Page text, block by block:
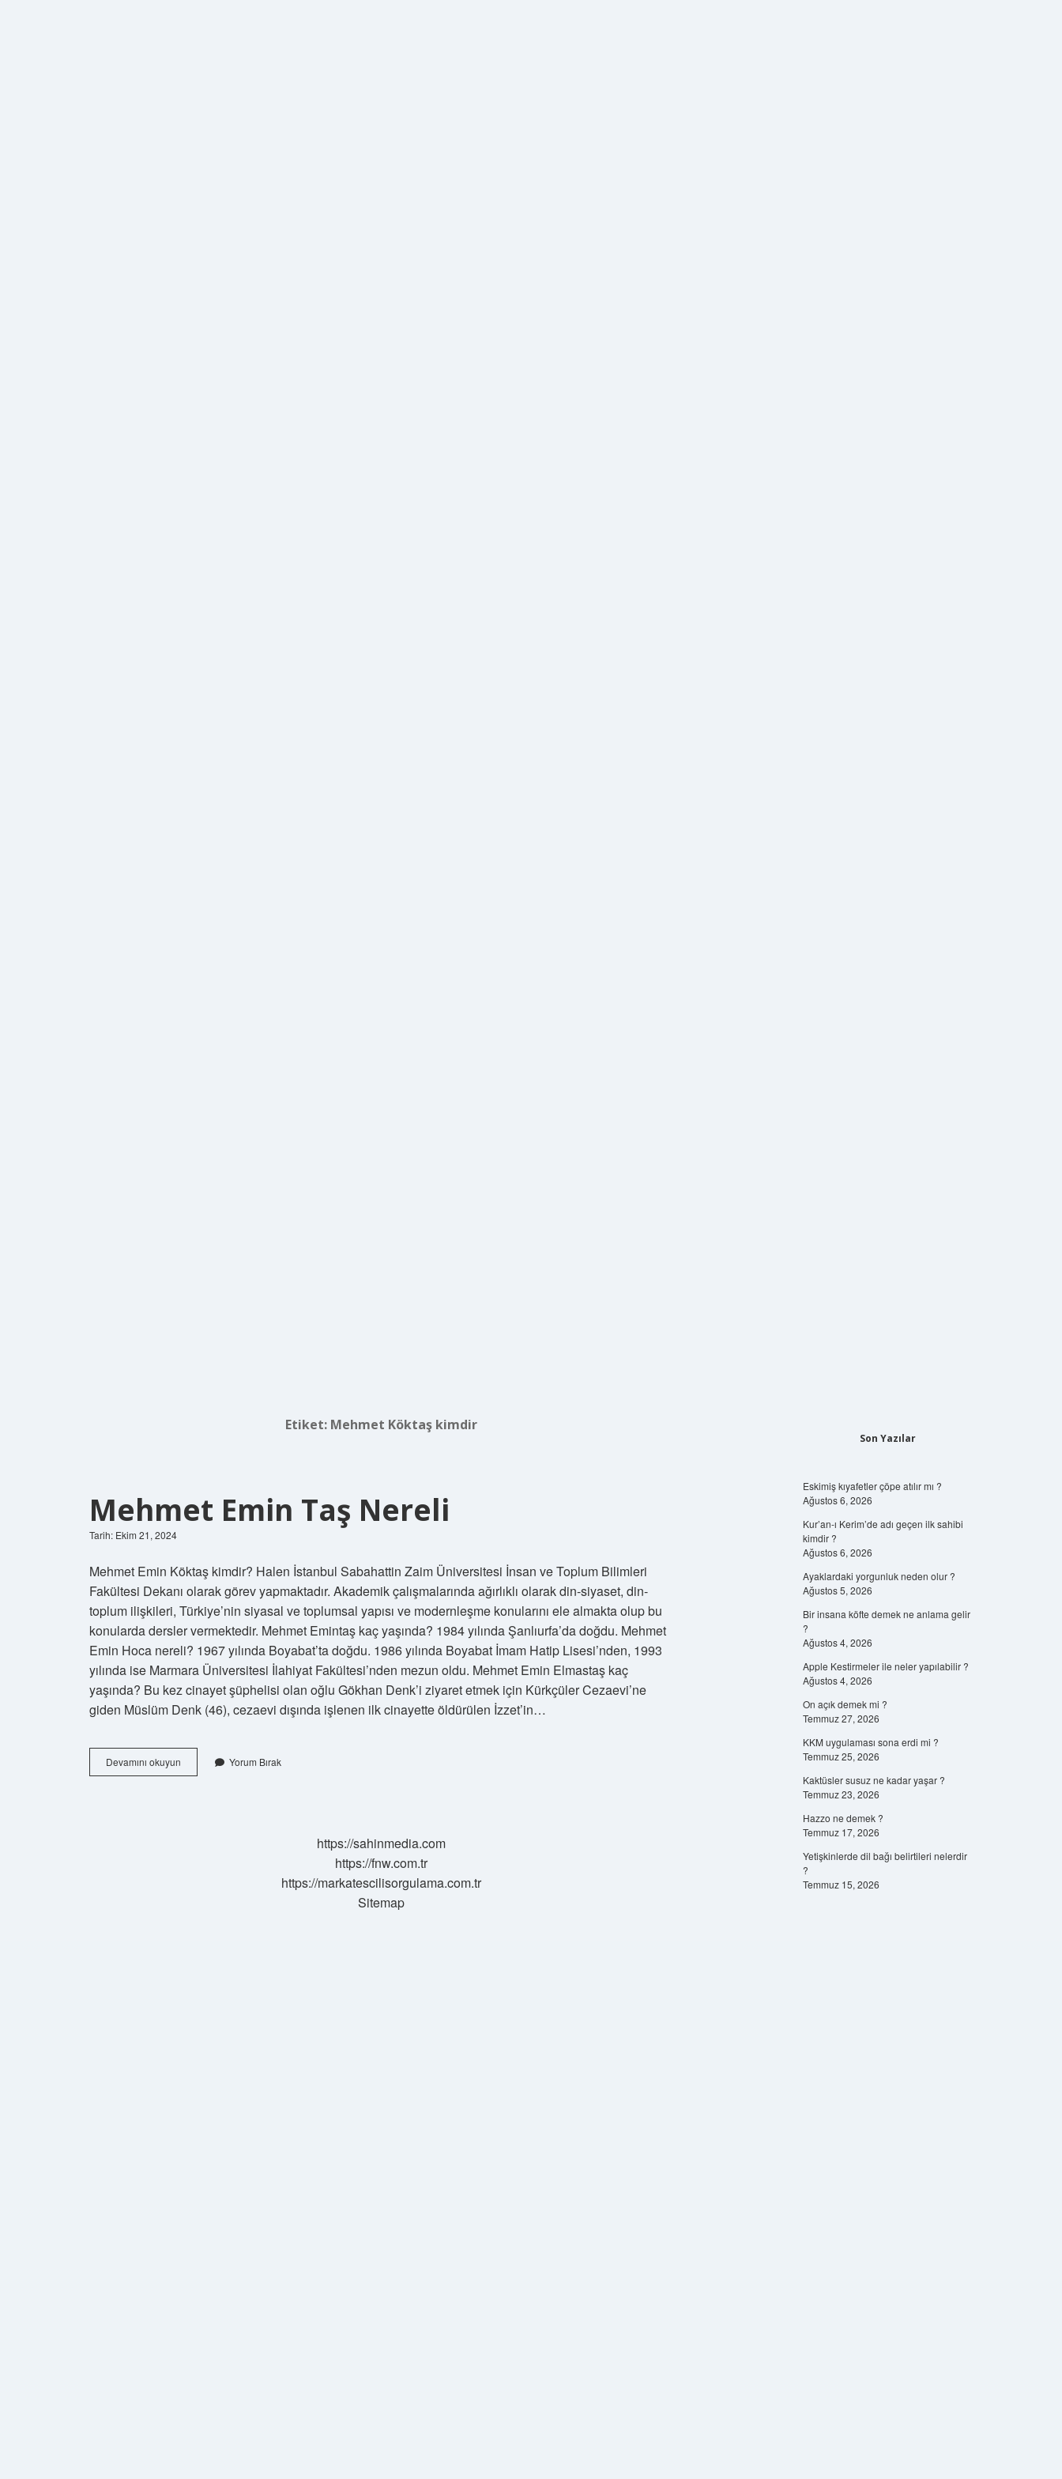
Etiket: Mehmet Köktaş kimdir
Mehmet Emin Taş Nereli
Tarih: Ekim 21, 2024
Mehmet Emin Köktaş kimdir? Halen İstanbul Sabahattin Zaim Üniversitesi İnsan ve Toplum Bilimleri
Fakültesi Dekanı olarak görev yapmaktadır. Akademik çalışmalarında ağırlıklı olarak din-siyaset, din-
toplum ilişkileri, Türkiye’nin siyasal ve toplumsal yapısı ve modernleşme konularını ele almakta olup bu
konularda dersler vermektedir. Mehmet Emintaş kaç yaşında? 1984 yılında Şanlıurfa’da doğdu. Mehmet
Emin Hoca nereli? 1967 yılında Boyabat’ta doğdu. 1986 yılında Boyabat İmam Hatip Lisesi’nden, 1993
yılında ise Marmara Üniversitesi İlahiyat Fakültesi’nden mezun oldu. Mehmet Emin Elmastaş kaç
yaşında? Bu kez cinayet şüphelisi olan oğlu Gökhan Denk’i ziyaret etmek için Kürkçüler Cezaevi’ne
giden Müslüm Denk (46), cezaevi dışında işlenen ilk cinayette öldürülen İzzet’in…
Devamını okuyun
Emin
Yorum Bırak
https://sahinmedia.com
https://fnw.com.tr
https://markatescilisorgulama.com.tr
Sitemap
Son Yazılar
Eskimiş kıyafetler çöpe atılır mı ?
Ağustos 6, 2026
Kur’an-ı Kerim’de adı geçen ilk sahibi
kimdir ?
Ağustos 6, 2026
Ayaklardaki yorgunluk neden olur ?
Ağustos 5, 2026
Bir insana köfte demek ne anlama gelir
?
Ağustos 4, 2026
Apple Kestirmeler ile neler yapılabilir ?
Ağustos 4, 2026
On açık demek mi ?
Temmuz 27, 2026
KKM uygulaması sona erdi mi ?
Temmuz 25, 2026
Kaktüsler susuz ne kadar yaşar ?
Temmuz 23, 2026
Hazzo ne demek ?
Temmuz 17, 2026
Yetişkinlerde dil bağı belirtileri nelerdir
?
Temmuz 15, 2026